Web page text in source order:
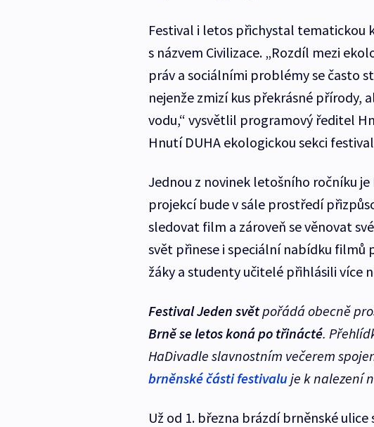
Festival i letos přichystal
s názvem Civilizace. „Rozdíl mezi
práv a sociálními problémy se často
nejenže zmizí kus překrásné přírody,
vodu,“ vysvětlil programový ředitel
Hnutí DUHA ekologickou sekci
Jednou z novinek letošního ročníku je
projekcí bude v sále prostředí
sledovat film a zároveň se věnovat
svět přinese i speciální nabídku filmů
žáky a studenty učitelé přihlásili více
Festival Jeden světpořádá obecně
Brně se letos koná po třinácté.
HaDivadle slavnostním večerem
brněnské části festivaluje k nalezení
Už od 1. března brázdí brněnské